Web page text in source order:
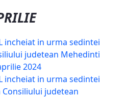
incheiat in urma sedintei
judetean Mehedinti
2024
incheiat in urma sedintei
judetean